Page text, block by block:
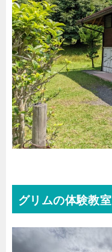
グリムの体験教室